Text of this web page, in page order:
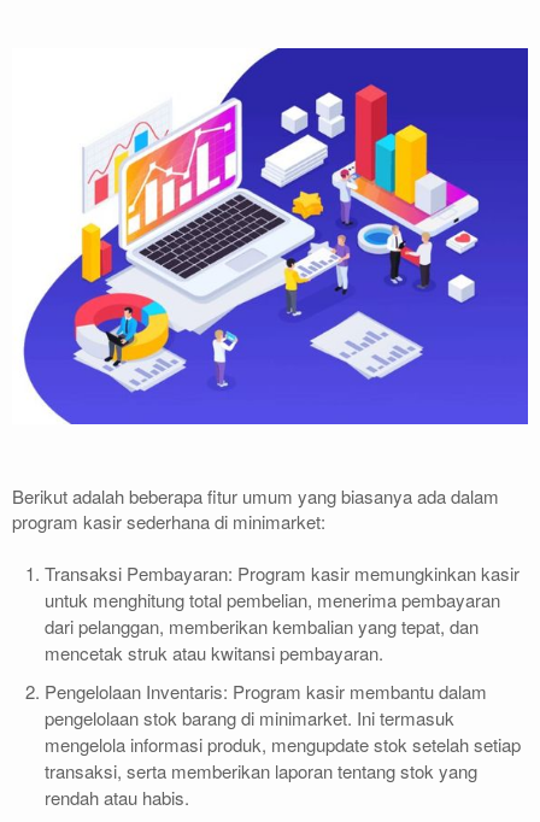
Berikut adalah beberapa fitur umum yang biasanya ada dalam
program kasir sederhana di minimarket:
Transaksi Pembayaran: Program kasir memungkinkan kasir
untuk menghitung total pembelian, menerima pembayaran
dari pelanggan, memberikan kembalian yang tepat, dan
mencetak struk atau kwitansi pembayaran.
Pengelolaan Inventaris: Program kasir membantu dalam
pengelolaan stok barang di minimarket. Ini termasuk
mengelola informasi produk, mengupdate stok setelah setiap
transaksi, serta memberikan laporan tentang stok yang
rendah atau habis.